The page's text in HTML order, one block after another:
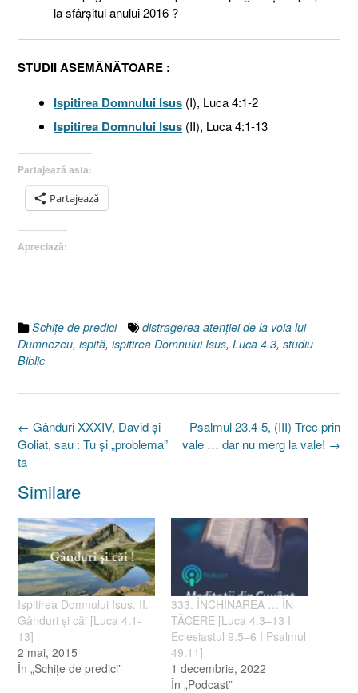
la sfârşitul anului 2016 ?
STUDII ASEMĂNĂTOARE :
Ispitirea Domnului Isus (I), Luca 4:1-2
Ispitirea Domnului Isus (II), Luca 4:1-13
Partajează asta:
Partajează
Apreciază:
Schiţe de predici
distragerea atenţiei de la voia lui
Dumnezeu, ispită, ispitirea Domnului Isus, Luca 4.3, studiu
Biblic
Post
navigation
Psalmul 23.4-5, (III) Trec prin
vale … dar nu merg la vale! →
← Gânduri XXXIV, David şi
Goliat, sau : Tu şi „problema”
ta
Similare
Ispitirea Domnului Isus. II.
Gânduri şi căi [Luca 4.1-
13]
2 mai, 2015
În „Schiţe de predici”
333. ÎNCHINAREA … ÎN
TĂCERE [Luca 4.3–13 I
Eclesiastul 9.5–6 I Psalmul
49.11]
1 decembrie, 2022
În „Podcast”